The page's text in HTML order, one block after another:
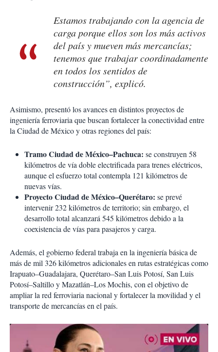
Estamos trabajando con la agencia de
carga porque ellos son los más activos
del país y mueven más mercancías;
tenemos que trabajar coordinadamente
en todos los sentidos de
construcción”, explicó.
Asimismo, presentó los avances en distintos proyectos de
ingeniería ferroviaria que buscan fortalecer la conectividad entre
la Ciudad de México y otras regiones del país:
Tramo Ciudad de México–Pachuca: se construyen 58
kilómetros de vía doble electrificada para trenes eléctricos,
aunque el esfuerzo total contempla 121 kilómetros de
nuevas vías.
Proyecto Ciudad de México–Querétaro: se prevé
intervenir 232 kilómetros de territorio; sin embargo, el
desarrollo total alcanzará 545 kilómetros debido a la
coexistencia de vías para pasajeros y carga.
Además, el gobierno federal trabaja en la ingeniería básica de
más de mil 326 kilómetros adicionales en rutas estratégicas como
Irapuato–Guadalajara, Querétaro–San Luis Potosí, San Luis
Potosí–Saltillo y Mazatlán–Los Mochis, con el objetivo de
ampliar la red ferroviaria nacional y fortalecer la movilidad y el
transporte de mercancías en el país.